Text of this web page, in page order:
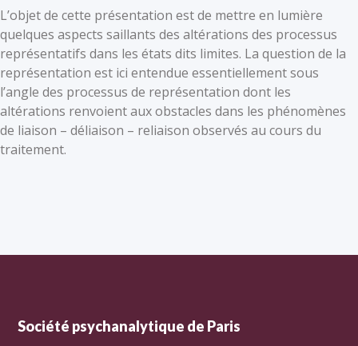
L’objet de cette présentation est de mettre en lumière
quelques aspects saillants des altérations des processus
représentatifs dans les états dits limites. La question de la
représentation est ici entendue essentiellement sous
l’angle des processus de représentation dont les
altérations renvoient aux obstacles dans les phénomènes
de liaison – déliaison – reliaison observés au cours du
traitement.
Société psychanalytique de Paris